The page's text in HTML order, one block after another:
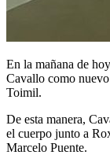
En la mañana de
Cavallo como
Toimil.
De esta manera,
el cuerpo junto a
Marcelo Puente.